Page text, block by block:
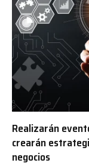
Realizarán
crearán
negocios